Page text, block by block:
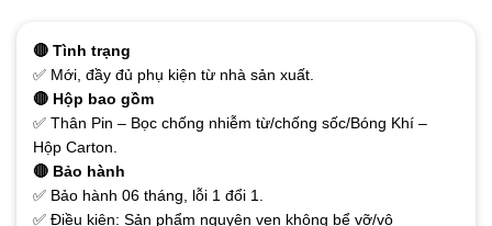
🔴 Tình trạng
✅ Mới, đầy đủ phụ kiện từ nhà sản xuất.
🔴 Hộp bao gồm
✅ Thân Pin – Bọc chống nhiễm từ/chống sốc/Bóng Khí –
Hộp Carton.
🔴 Bảo hành
✅ Bảo hành 06 tháng, lỗi 1 đổi 1.
✅ Điều kiện: Sản phẩm nguyên vẹn không bể vỡ/vô